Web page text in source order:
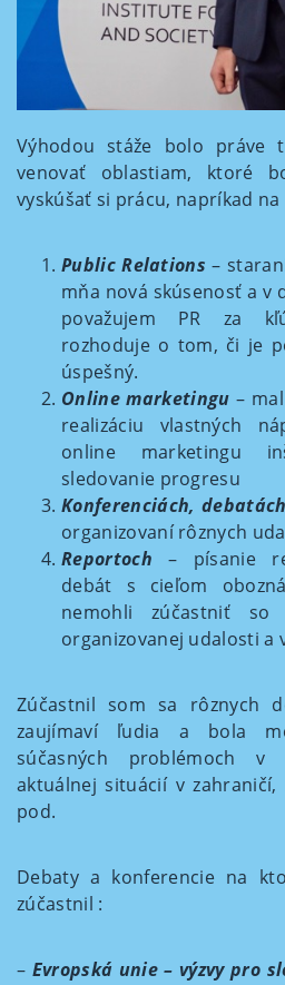
Výhodou stáže bolo práve
venovať oblastiam, ktoré
vyskúšať si prácu, napríkad na
Public Relations –
mňa nová skúsenosť a v
považujem PR za
rozhoduje o tom, či je
úspešný.
Online marketingu –
realizáciu vlastných
online marketingu
sledovanie progresu
Konferenciách, debatách
organizovaní rôznych
Reportoch – písanie
debát s cieľom
nemohli zúčastniť so
organizovanej udalosti a
Zúčastnil som sa rôznych
zaujímaví ľudia a bola
súčasných problémoch v
aktuálnej situácií v
pod.
Debaty a konferencie na
zúčastnil :
– Evropská unie – výzvy pro